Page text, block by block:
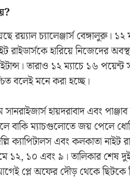
রয়্যাল চ্যালেঞ্জার্স বেঙ্গালুরু।
রাইডার্সকে হারিয়ে নিজেদের
তারাও ১২ ম্যাচে ১৬
বলেই মনে করা হচ্ছে।
হায়দরাবাদ এবং
বাকি ম্যাচগুলোতে জয় পেলে
ক্যাপিটালস এবং কলকাতা নাইট
১২, ১০ এবং ৯। তালিকার শেষ
প্লে অফের দৌড় থেকে ছিটকে